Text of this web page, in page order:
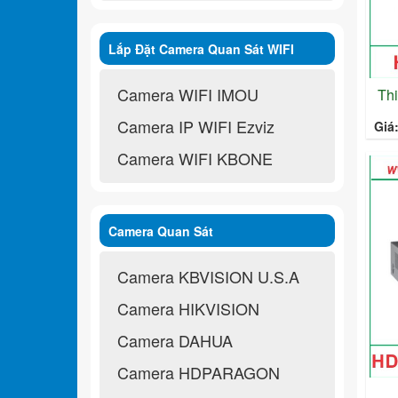
Lắp Đặt Camera Quan Sát WIFI
Không Dây
Camera WIFI IMOU
Camera IP WIFI Ezviz
Camera WIFI KBONE
Camera Quan Sát
Camera KBVISION U.S.A
Camera HIKVISION
Camera DAHUA
Camera HDPARAGON